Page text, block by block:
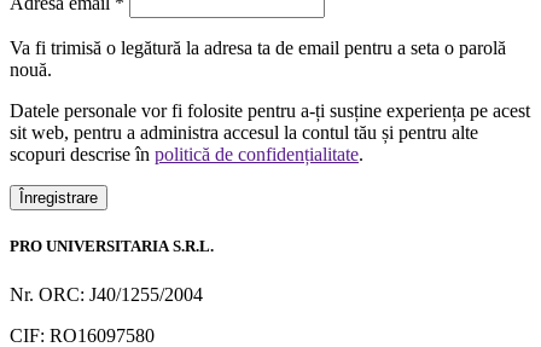
Va fi trimisă o legătură la adresa ta de email pentru a seta o parolă
nouă.
Datele personale vor fi folosite pentru a-ți susține experiența pe acest
sit web, pentru a administra accesul la contul tău și pentru alte
scopuri descrise în politică de confidențialitate.
Înregistrare
PRO UNIVERSITARIA S.R.L.
Nr. ORC: J40/1255/2004
CIF: RO16097580